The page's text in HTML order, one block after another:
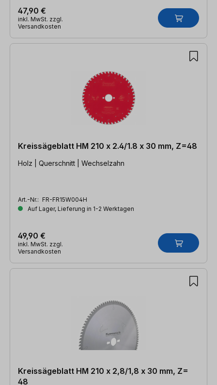
47,90 €
inkl. MwSt. zzgl.
Versandkosten
Kreissägeblatt HM 210 x 2.4/1.8 x 30 mm, Z=48
Holz | Querschnitt | Wechselzahn
Art.-Nr.: FR-FR15W004H
Auf Lager, Lieferung in 1-2 Werktagen
49,90 €
inkl. MwSt. zzgl.
Versandkosten
Kreissägeblatt HM 210 x 2,8/1,8 x 30 mm, Z=
48